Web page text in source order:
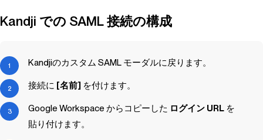
Kandji での SAML 接続の構成
Kandjiのカスタム SAML モーダルに戻ります。
接続に [名前] を付けます。
Google Workspace からコピーした ログイン URL を
貼り付けます。